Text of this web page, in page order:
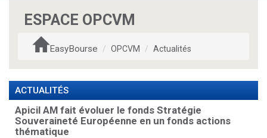
ESPACE OPCVM
EasyBourse OPCVM Actualités
ACTUALITÉS
Apicil AM fait évoluer le fonds Stratégie
Souveraineté Européenne en un fonds actions
thématique